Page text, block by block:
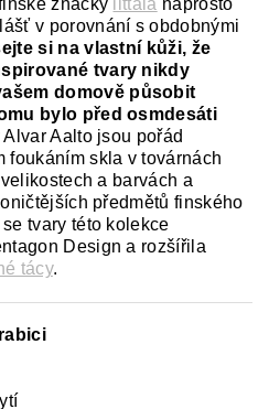
značky iittala naprosto
v porovnání s obdobnými
si na vlastní kůži, že
tvary nikdy
domově působit
bylo před osmdesáti
Aalto jsou pořád
foukáním skla v továrnách
a barvách a
předmětů finského
tvary této kolekce
Design a rozšířila
tácy.